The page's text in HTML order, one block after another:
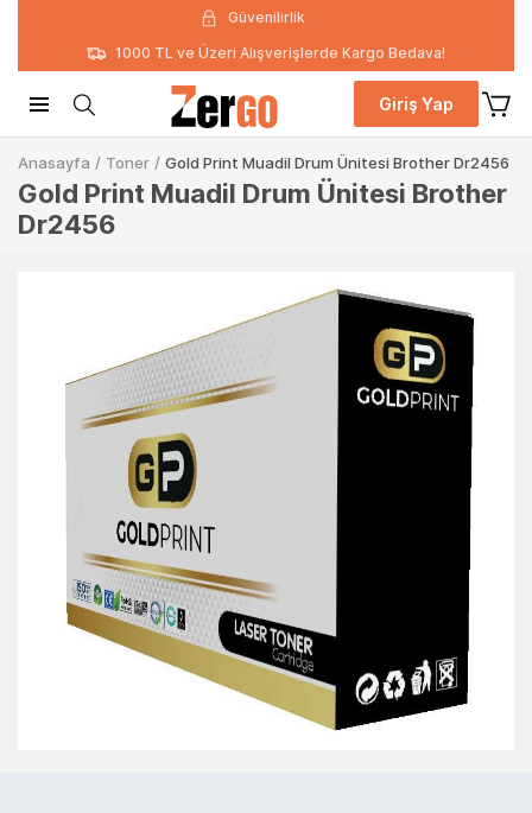
Güvenilirlik
1000 TL ve Üzeri Alışverişlerde Kargo Bedava!
Giriş Yap
Anasayfa / Toner / Gold Print Muadil Drum Ünitesi Brother Dr2456
Gold Print Muadil Drum Ünitesi Brother
Dr2456